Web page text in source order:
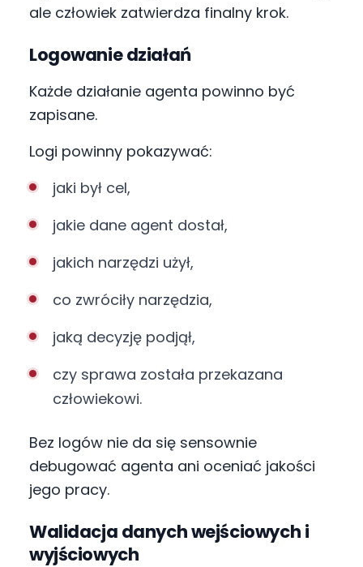
ale człowiek zatwierdza finalny krok.
Logowanie działań
Każde działanie agenta powinno być
zapisane.
Logi powinny pokazywać:
jaki był cel,
jakie dane agent dostał,
jakich narzędzi użył,
co zwróciły narzędzia,
jaką decyzję podjął,
czy sprawa została przekazana
człowiekowi.
Bez logów nie da się sensownie
debugować agenta ani oceniać jakości
jego pracy.
Walidacja danych wejściowych i
wyjściowych